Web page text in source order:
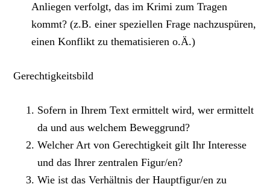
Anliegen verfolgt, das im Krimi zum Tragen
kommt? (z.B. einer speziellen Frage nachzuspüren,
einen Konflikt zu thematisieren o.Ä.)
Gerechtigkeitsbild
Sofern in Ihrem Text ermittelt wird, wer ermittelt
da und aus welchem Beweggrund?
Welcher Art von Gerechtigkeit gilt Ihr Interesse
und das Ihrer zentralen Figur/en?
Wie ist das Verhältnis der Hauptfigur/en zu